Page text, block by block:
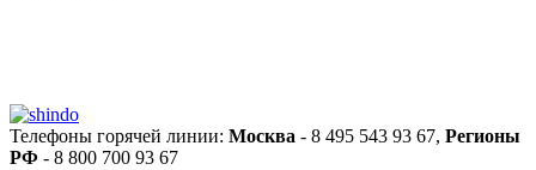
Телефоны горячей линии: Москва - 8 495 543 93 67, Регионы
РФ - 8 800 700 93 67